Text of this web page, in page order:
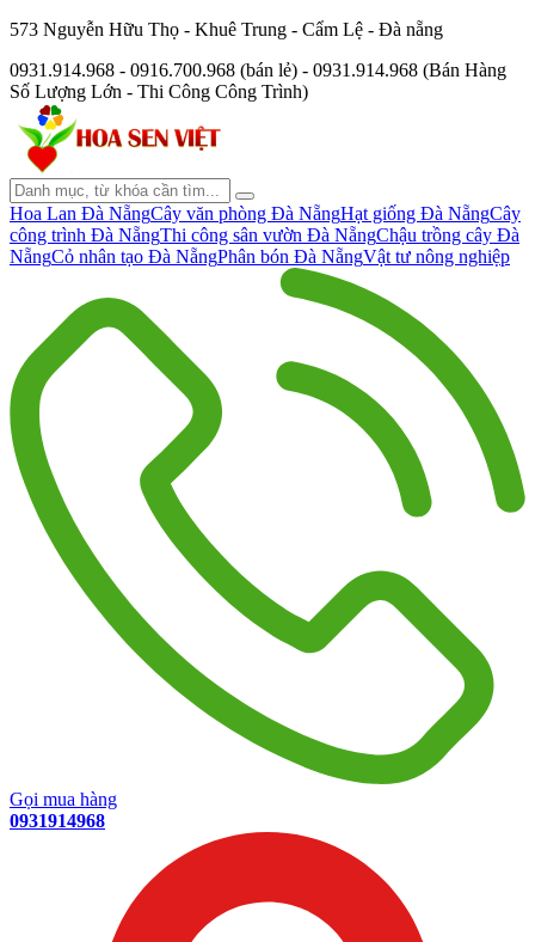
573 Nguyễn Hữu Thọ - Khuê Trung - Cẩm Lệ - Đà nẵng
0931.914.968 - 0916.700.968 (bán lẻ) - 0931.914.968 (Bán Hàng
Số Lượng Lớn - Thi Công Công Trình)
Hoa Lan Đà NẵngCây văn phòng Đà NẵngHạt giống Đà NẵngCây
công trình Đà NẵngThi công sân vườn Đà NẵngChậu trồng cây Đà
NẵngCỏ nhân tạo Đà NẵngPhân bón Đà NẵngVật tư nông nghiệp
Gọi mua hàng
0931914968